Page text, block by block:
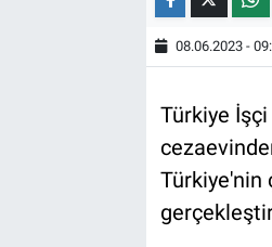
08.06.2023 -
Türkiye
Türkiye'nin